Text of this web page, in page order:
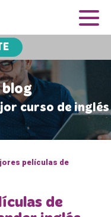
curso de inglés
películas de
de